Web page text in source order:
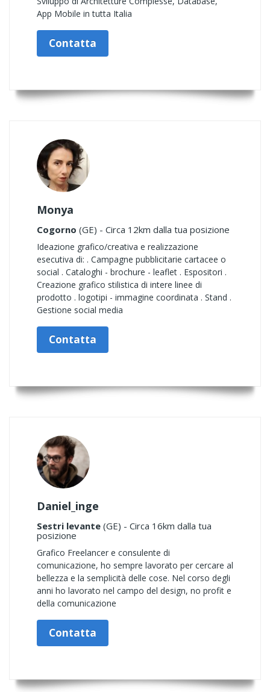
App Mobile in tutta Italia
Contatta
Monya
Cogorno (GE) - Circa 12km dalla tua posizione
Ideazione grafico/creativa e realizzazione
esecutiva di: . Campagne pubblicitarie cartacee o
social . Cataloghi - brochure - leaflet . Espositori .
Creazione grafico stilistica di intere linee di
prodotto . logotipi - immagine coordinata . Stand .
Gestione social media
Contatta
Daniel_inge
Sestri levante (GE) - Circa 16km dalla tua
posizione
Grafico Freelancer e consulente di
comunicazione, ho sempre lavorato per cercare al
bellezza e la semplicità delle cose. Nel corso degli
anni ho lavorato nel campo del design, no profit e
della comunicazione
Contatta